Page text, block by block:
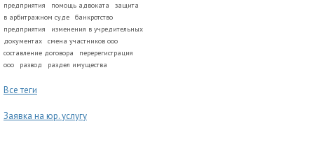
предприятия
помощь адвоката
защита
в арбитражном суде
банкротство
предприятия
изменения в учредительных
документах
смена участников ооо
составление договора
перерегистрация
ооо
развод раздел имущества
Все теги
Заявка на юр. услугу